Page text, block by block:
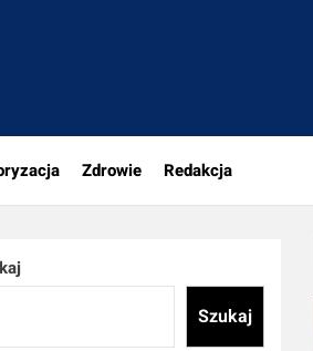
Zdrowie Redakcja
Szukaj